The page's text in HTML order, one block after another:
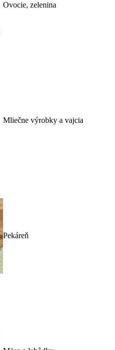
Ovocie, zelenina
Mliečne výrobky a vajcia
Pekáreň